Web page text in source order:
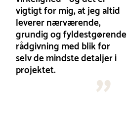
vigtigt for mig, at jeg altid
leverer nærværende,
grundig og fyldestgørende
rådgivning med blik for
selv de mindste detaljer i
projektet.